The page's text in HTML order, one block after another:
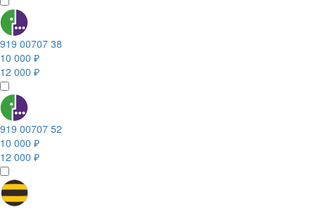
919 00707 38
10 000 ₽
12 000 ₽
919 00707 52
10 000 ₽
12 000 ₽